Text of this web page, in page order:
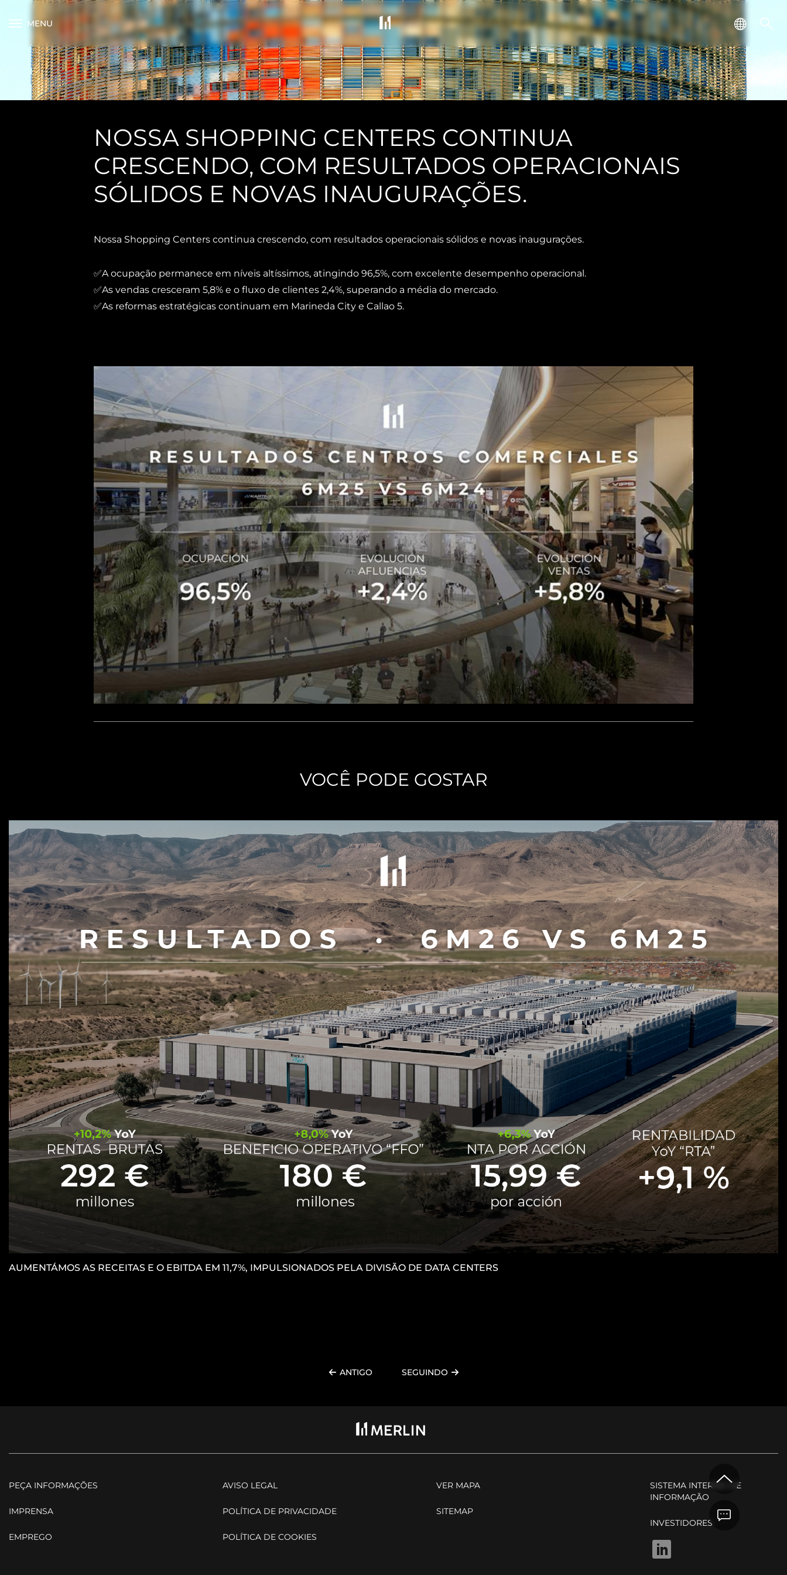
MENU
NOSSA SHOPPING CENTERS CONTINUA
CRESCENDO, COM RESULTADOS OPERACIONAIS
SÓLIDOS E NOVAS INAUGURAÇÕES.
Nossa Shopping Centers continua crescendo, com resultados operacionais sólidos e novas inaugurações.
✅A ocupação permanece em níveis altíssimos, atingindo 96,5%, com excelente desempenho operacional.
✅As vendas cresceram 5,8% e o fluxo de clientes 2,4%, superando a média do mercado.
✅As reformas estratégicas continuam em Marineda City e Callao 5.
VOCÊ PODE GOSTAR
AUMENTÁMOS AS RECEITAS E O EBITDA EM 11,7%, IMPULSIONADOS PELA DIVISÃO DE DATA CENTERS
ANTIGO SEGUINDO
PEÇA INFORMAÇÕES
IMPRENSA
EMPREGO
AVISO LEGAL
POLÍTICA DE PRIVACIDADE
POLÍTICA DE COOKIES
VER MAPA
SITEMAP
SISTEMA INTERNO DE
INFORMAÇÃO
INVESTIDORES
LINKEDIN